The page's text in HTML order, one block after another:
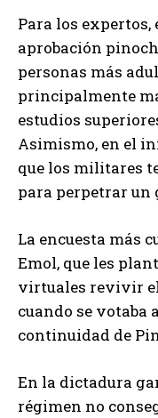
Para los
aprobación
personas más
principalmente
estudios
Asimismo, en el
que los militares
para perpetrar un
La encuesta más
Emol, que les
virtuales revivir
cuando se votaba
continuidad de
En la dictadura
régimen no